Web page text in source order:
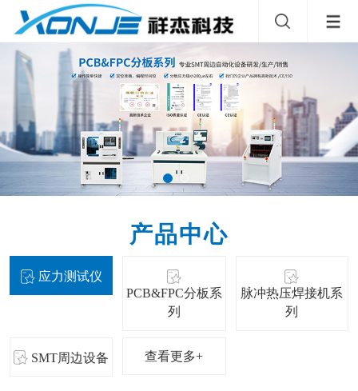
产品中心
应力测试仪
PCB&FPC分板系
列
脉冲热压焊接机系
列
SMT周边设备 查看更多+